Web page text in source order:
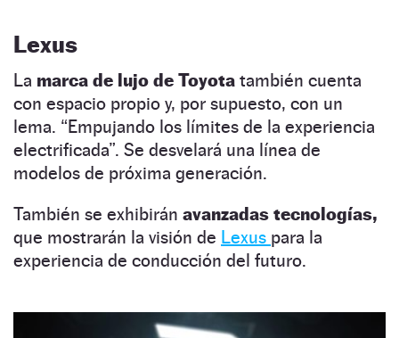
Lexus
La marca de lujo de Toyota también cuenta
con espacio propio y, por supuesto, con un
lema. “Empujando los límites de la experiencia
electrificada”. Se desvelará una línea de
modelos de próxima generación.
También se exhibirán avanzadas tecnologías,
que mostrarán la visión de Lexus para la
experiencia de conducción del futuro.